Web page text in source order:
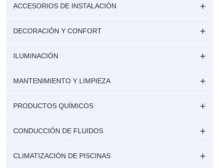
ACCESORIOS DE INSTALACIÓN
DECORACIÓN Y CONFORT
ILUMINACIÓN
MANTENIMIENTO Y LIMPIEZA
PRODUCTOS QUÍMICOS
CONDUCCIÓN DE FLUIDOS
CLIMATIZACIÓN DE PISCINAS